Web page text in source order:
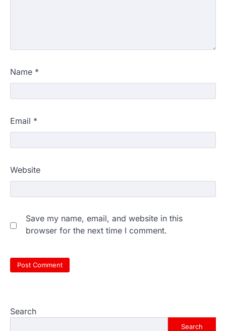
Name *
Email *
Website
Save my name, email, and website in this
browser for the next time I comment.
Search
Search